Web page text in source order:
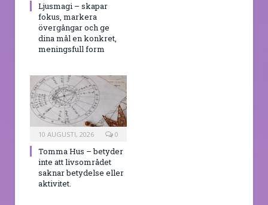
Ljusmagi – skapar
fokus, markera
övergångar och ge
dina mål en konkret,
meningsfull form
10 AUGUSTI, 2026 0
Tomma Hus – betyder
inte att livsområdet
saknar betydelse eller
aktivitet.